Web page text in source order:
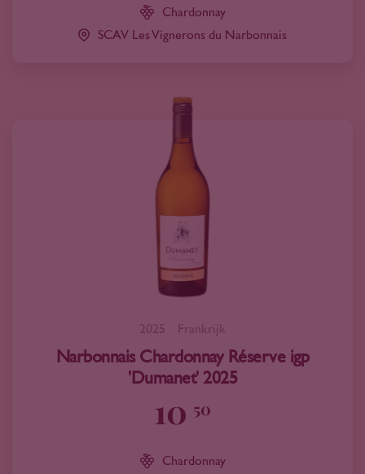
Chardonnay
SCAV Les Vignerons du Narbonnais
2025 Frankrijk
Narbonnais Chardonnay Réserve igp
'Dumanet' 2025
10 50
Chardonnay